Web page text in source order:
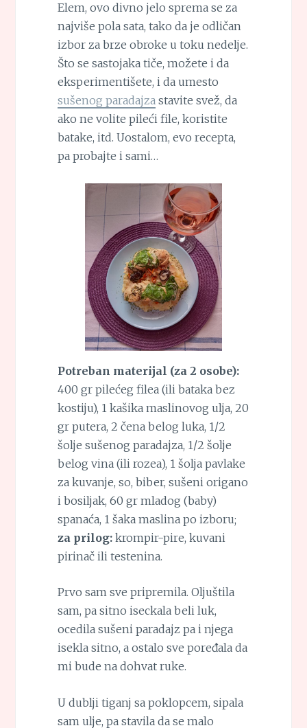
Elem, ovo divno jelo sprema se za
najviše pola sata, tako da je odličan
izbor za brze obroke u toku nedelje.
Što se sastojaka tiče, možete i da
eksperimentišete, i da umesto
sušenog paradajza stavite svež, da
ako ne volite pileći file, koristite
batake, itd. Uostalom, evo recepta,
pa probajte i sami…
Potreban materijal (za 2 osobe):
400 gr pilećeg filea (ili bataka bez
kostiju), 1 kašika maslinovog ulja, 20
gr putera, 2 čena belog luka, 1/2
šolje sušenog paradajza, 1/2 šolje
belog vina (ili rozea), 1 šolja pavlake
za kuvanje, so, biber, sušeni origano
i bosiljak, 60 gr mladog (baby)
spanaća, 1 šaka maslina po izboru;
za prilog:krompir-pire, kuvani
pirinač ili testenina.
Prvo sam sve pripremila. Oljuštila
sam, pa sitno iseckala beli luk,
ocedila sušeni paradajz pa i njega
isekla sitno, a ostalo sve poređala da
mi bude na dohvat ruke.
U dublji tiganj sa poklopcem, sipala
sam ulje, pa stavila da se malo